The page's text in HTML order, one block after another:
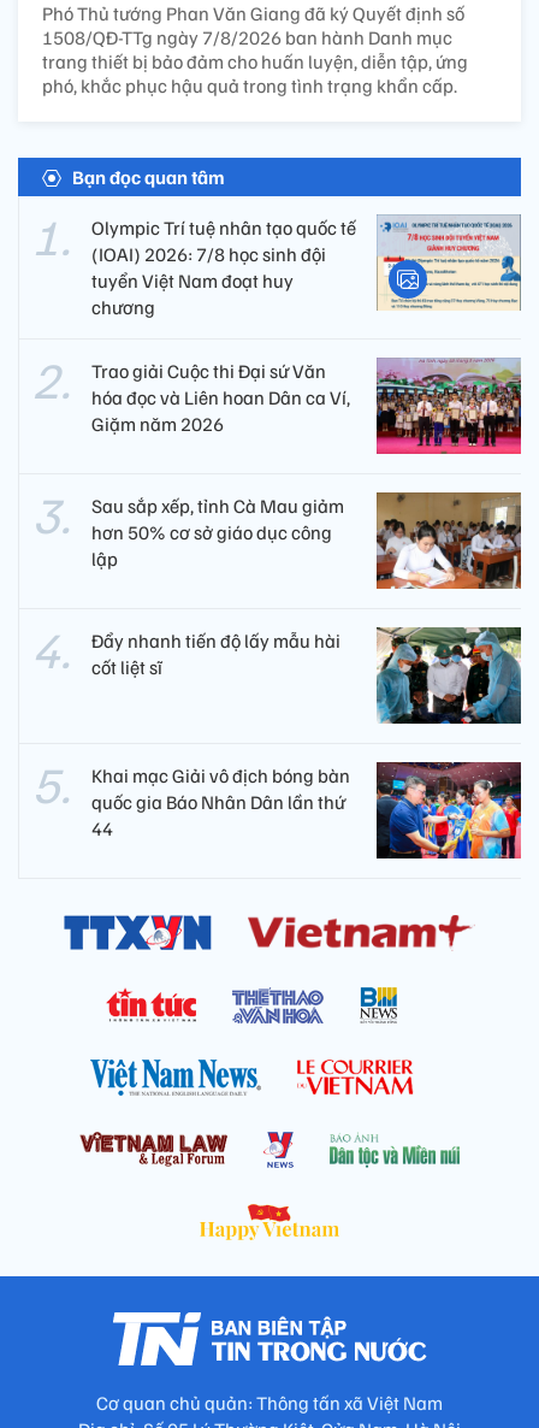
Phó Thủ tướng Phan Văn Giang đã ký Quyết định số
1508/QĐ-TTg ngày 7/8/2026 ban hành Danh mục
trang thiết bị bảo đảm cho huấn luyện, diễn tập, ứng
phó, khắc phục hậu quả trong tình trạng khẩn cấp.
Bạn đọc quan tâm
Olympic Trí tuệ nhân tạo quốc tế
(IOAI) 2026: 7/8 học sinh đội
tuyển Việt Nam đoạt huy
chương
Trao giải Cuộc thi Đại sứ Văn
hóa đọc và Liên hoan Dân ca Ví,
Giặm năm 2026
Sau sắp xếp, tỉnh Cà Mau giảm
hơn 50% cơ sở giáo dục công
lập
Đẩy nhanh tiến độ lấy mẫu hài
cốt liệt sĩ
Khai mạc Giải vô địch bóng bàn
quốc gia Báo Nhân Dân lần thứ
44
Cơ quan chủ quản: Thông tấn xã Việt Nam